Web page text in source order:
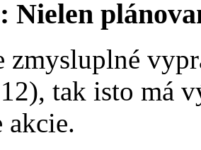
Nielen
zmysluplné
tak isto má
akcie.